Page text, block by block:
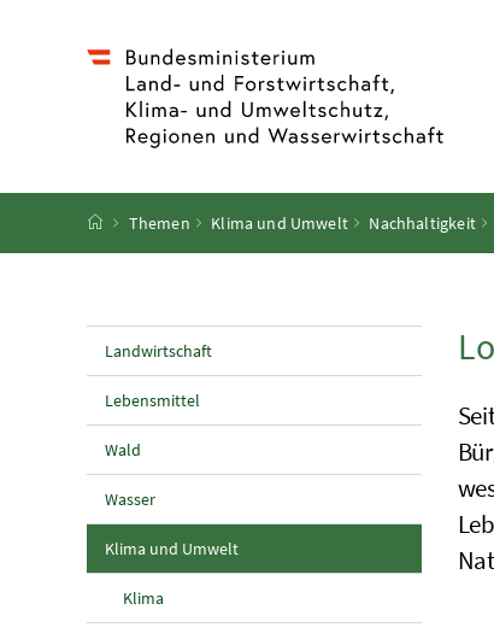
Startseite
Themen Klima und Umwelt Nachhaltigkeit
Landwirtschaft
Lebensmittel
Wald
Wasser
Klima und Umwelt(aktuelle Seite)
Klima